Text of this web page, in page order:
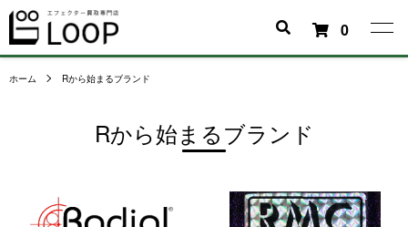
0
ホーム Rから始まるブランド
Rから始まるブランド
カテゴリー一覧